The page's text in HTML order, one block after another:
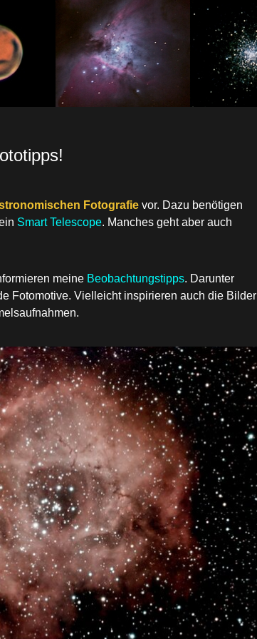
Fotografie vor. Dazu benötigen
Smart Telescope. Manches geht aber auch
meine Beobachtungstipps. Darunter
Fotomotive. Vielleicht inspirieren auch die Bilder